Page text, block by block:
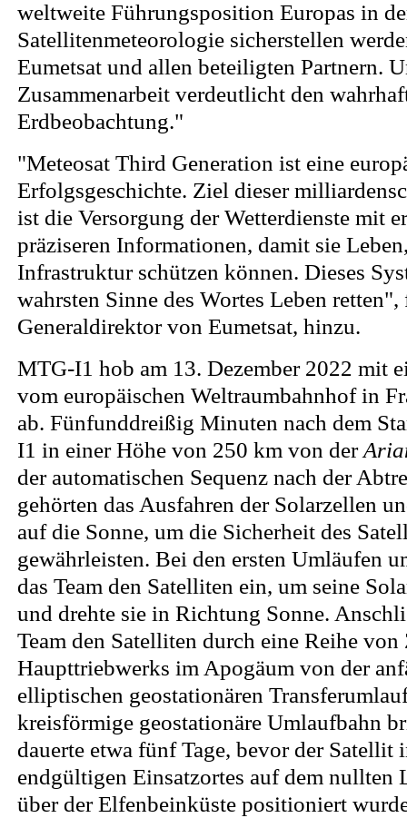
weltweite Führungsposition Europas in
Satellitenmeteorologie sicherstellen
Eumetsat und allen beteiligten Partnern.
Zusammenarbeit verdeutlicht den
Erdbeobachtung."
"Meteosat Third Generation ist eine
Erfolgsgeschichte. Ziel dieser
ist die Versorgung der Wetterdienste mit
präziseren Informationen, damit sie
Infrastruktur schützen können. Dieses
wahrsten Sinne des Wortes Leben
Generaldirektor von Eumetsat, hinzu.
MTG-I1 hob am 13. Dezember 2022 mit
vom europäischen Weltraumbahnhof in
ab. Fünfunddreißig Minuten nach dem
I1 in einer Höhe von 250 km von der
der automatischen Sequenz nach der
gehörten das Ausfahren der Solarzellen
auf die Sonne, um die Sicherheit des
gewährleisten. Bei den ersten Umläufen
das Team den Satelliten ein, um seine
und drehte sie in Richtung Sonne.
Team den Satelliten durch eine Reihe von
Haupttriebwerks im Apogäum von der
elliptischen geostationären
kreisförmige geostationäre Umlaufbahn
dauerte etwa fünf Tage, bevor der Satellit
endgültigen Einsatzortes auf dem nullten
über der Elfenbeinküste positioniert